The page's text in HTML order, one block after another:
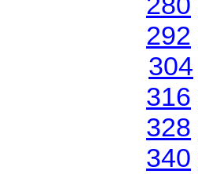
292
304
316
328
340